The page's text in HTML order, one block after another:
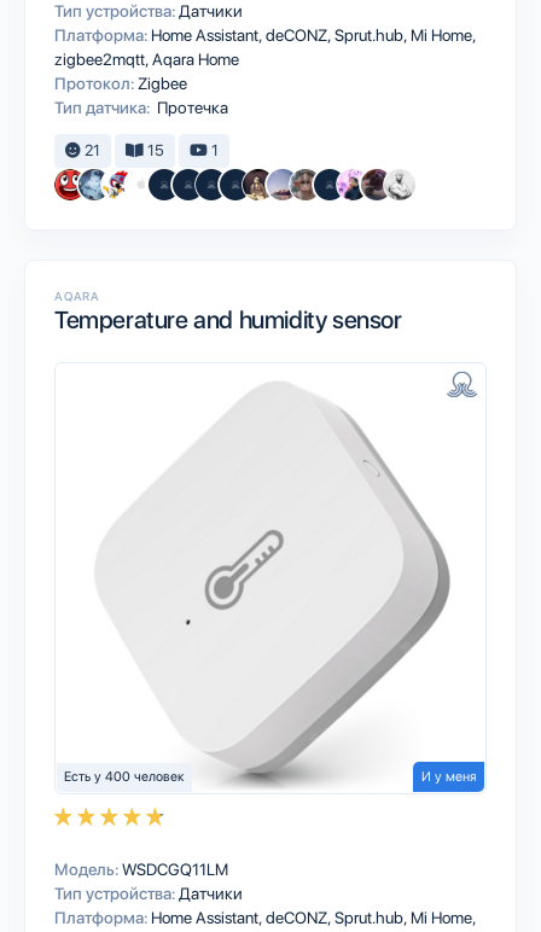
Тип устройства:Датчики
Платформа: Home AssistantdeCONZSprut.hub Mi Home
zigbee2mqttAqara Home
Протокол:Zigbee
Тип датчика: Протечка
21 15 1
AQARA
Temperature and humidity sensor
Есть у 400 человек И у меня
Модель:WSDCGQ11LM
Тип устройства: Датчики
Платформа: Home AssistantdeCONZSprut.hub Mi Home